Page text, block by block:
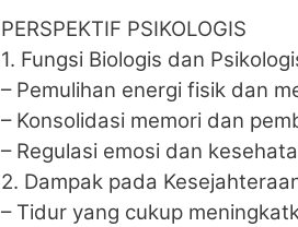
PERSPEKTIF PSIKOLOGIS
1. Fungsi Biologis dan
– Pemulihan energi fisik dan
– Konsolidasi memori dan
– Regulasi emosi dan
2. Dampak pada
– Tidur yang cukup